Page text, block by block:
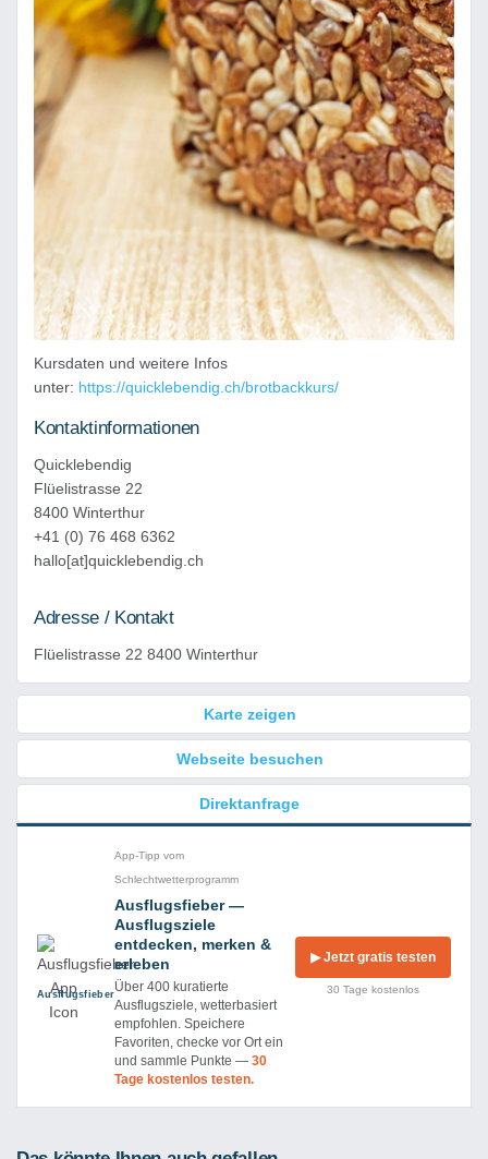
Kursdaten und weitere Infos
unter: https://quicklebendig.ch/brotbackkurs/
Kontaktinformationen
Quicklebendig
Flüelistrasse 22
8400 Winterthur
+41 (0) 76 468 6362
hallo[at]quicklebendig.ch
Adresse / Kontakt
Flüelistrasse 22 8400 Winterthur
Karte zeigen
Webseite besuchen
Direktanfrage
Ausflug­sfieber
App-Tipp vom
Schlechtwetterprogramm
Ausflugsfieber —
Ausflugsziele
entdecken, merken &
erleben
Über 400 kuratierte
Ausflugsziele, wetterbasiert
empfohlen. Speichere
Favoriten, checke vor Ort ein
und sammle Punkte —30
Tage kostenlos testen.
▶ Jetzt gratis testen
30 Tage kostenlos